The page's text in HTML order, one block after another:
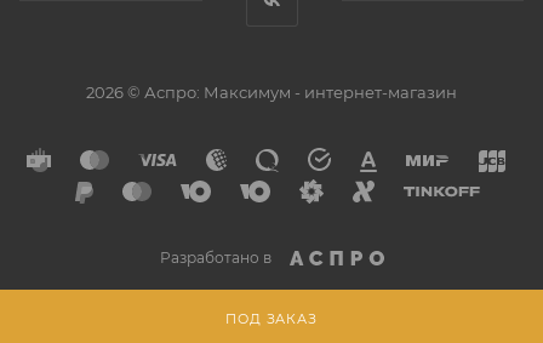
ПОД ЗАКАЗ
2026 © Аспро: Максимум - интернет-магазин
Разработано в